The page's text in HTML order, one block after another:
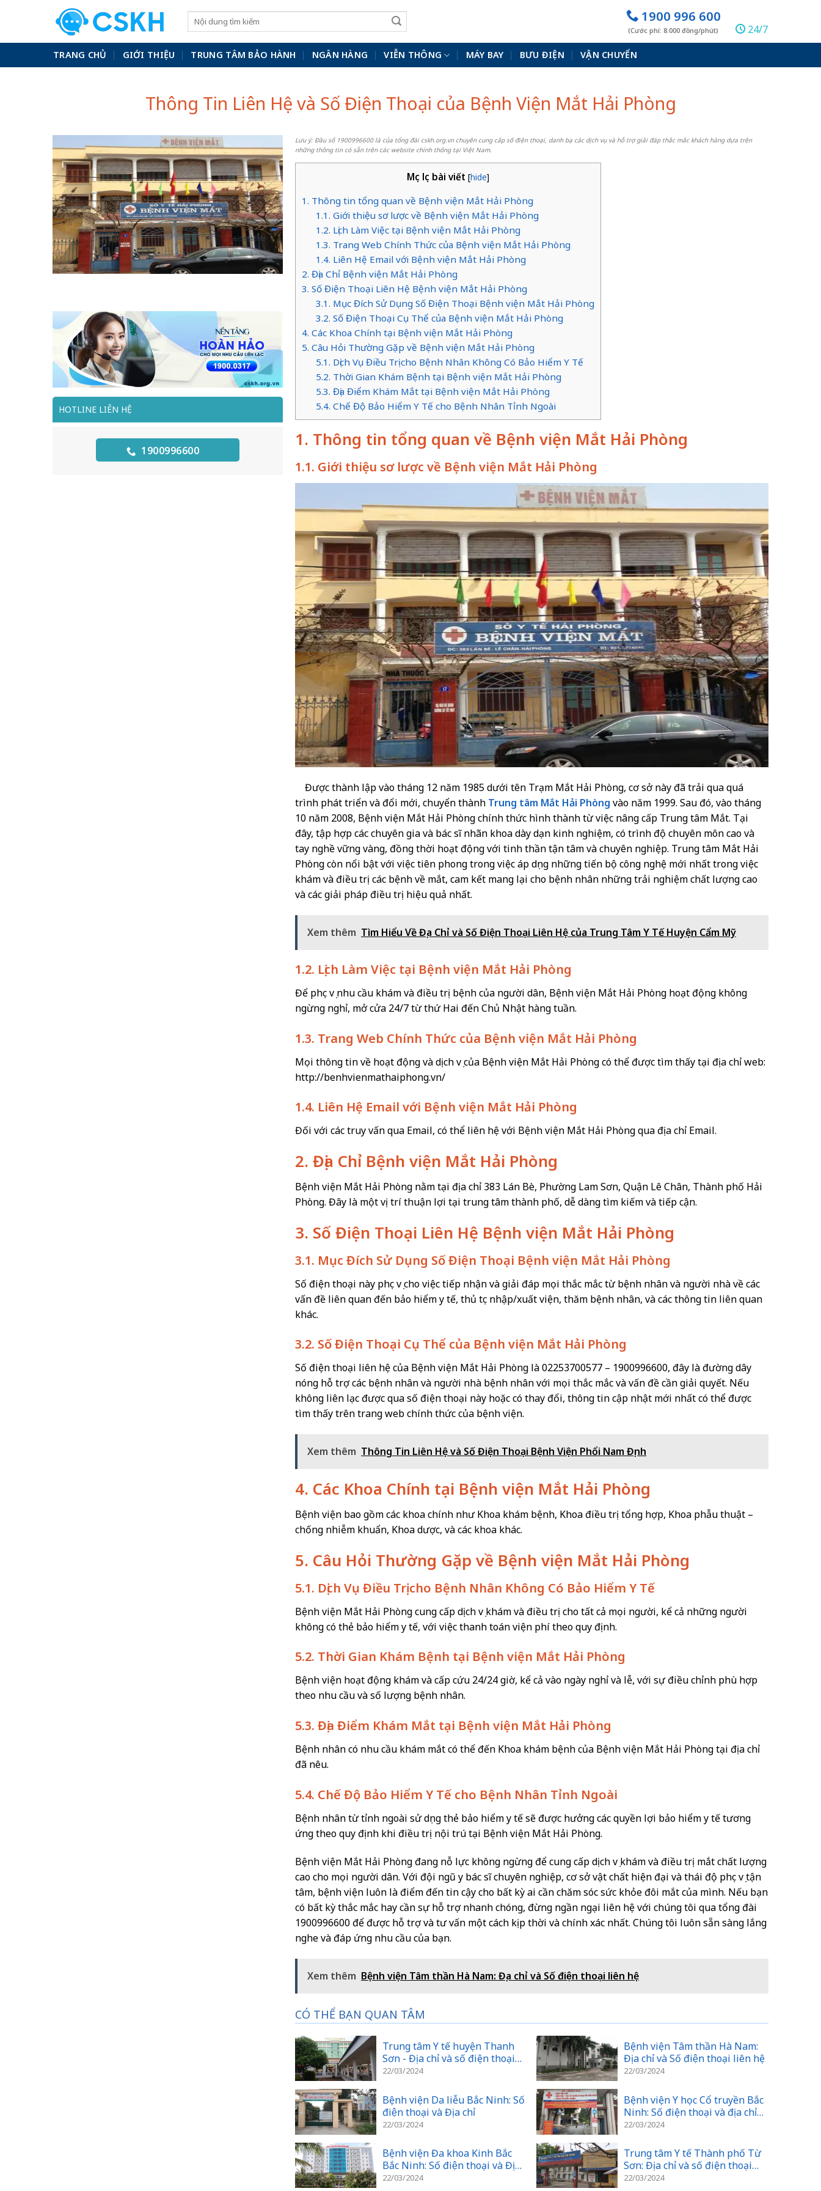
1900 996 600
(Cước phí: 8.000 đồng/phút) 24/7
TRANG CHỦ GIỚI THIỆU TRUNG TÂM BẢO HÀNH NGÂN HÀNG VIỄN THÔNG MÁY BAY BƯU ĐIỆN VẬN CHUYỂN
Thông Tin Liên Hệ và Số Điện Thoại của Bệnh Viện Mắt Hải Phòng
HOTLINE LIÊN HỆ
1900996600
Lưu ý: Đầu số 1900996600 là của tổng đài cskh.org.vn chuyên cung cấp số điện thoại, danh bạ các dịch vụ và hỗ trợ giải đáp thắc mắc khách hàng dựa trên
những thông tin có sẵn trên các website chính thống tại Việt Nam.
Mục lục bài viết [hide]
1. Thông tin tổng quan về Bệnh viện Mắt Hải Phòng
1.1. Giới thiệu sơ lược về Bệnh viện Mắt Hải Phòng
1.2. Lịch Làm Việc tại Bệnh viện Mắt Hải Phòng
1.3. Trang Web Chính Thức của Bệnh viện Mắt Hải Phòng
1.4. Liên Hệ Email với Bệnh viện Mắt Hải Phòng
2. Địa Chỉ Bệnh viện Mắt Hải Phòng
3. Số Điện Thoại Liên Hệ Bệnh viện Mắt Hải Phòng
3.1. Mục Đích Sử Dụng Số Điện Thoại Bệnh viện Mắt Hải Phòng
3.2. Số Điện Thoại Cụ Thể của Bệnh viện Mắt Hải Phòng
4. Các Khoa Chính tại Bệnh viện Mắt Hải Phòng
5. Câu Hỏi Thường Gặp về Bệnh viện Mắt Hải Phòng
5.1. Dịch Vụ Điều Trị cho Bệnh Nhân Không Có Bảo Hiểm Y Tế
5.2. Thời Gian Khám Bệnh tại Bệnh viện Mắt Hải Phòng
5.3. Địa Điểm Khám Mắt tại Bệnh viện Mắt Hải Phòng
5.4. Chế Độ Bảo Hiểm Y Tế cho Bệnh Nhân Tỉnh Ngoài
1. Thông tin tổng quan về Bệnh viện Mắt Hải Phòng
1.1. Giới thiệu sơ lược về Bệnh viện Mắt Hải Phòng
Được thành lập vào tháng 12 năm 1985 dưới tên Trạm Mắt Hải Phòng, cơ sở này đã trải qua quá
trình phát triển và đổi mới, chuyển thành Trung tâm Mắt Hải Phòng vào năm 1999. Sau đó, vào tháng
10 năm 2008, Bệnh viện Mắt Hải Phòng chính thức hình thành từ việc nâng cấp Trung tâm Mắt. Tại
đây, tập hợp các chuyên gia và bác sĩ nhãn khoa dày dạn kinh nghiệm, có trình độ chuyên môn cao và
tay nghề vững vàng, đồng thời hoạt động với tinh thần tận tâm và chuyên nghiệp. Trung tâm Mắt Hải
Phòng còn nổi bật với việc tiên phong trong việc áp dụng những tiến bộ công nghệ mới nhất trong việc
khám và điều trị các bệnh về mắt, cam kết mang lại cho bệnh nhân những trải nghiệm chất lượng cao
và các giải pháp điều trị hiệu quả nhất.
Xem thêm Tìm Hiểu Về Địa Chỉ và Số Điện Thoại Liên Hệ của Trung Tâm Y Tế Huyện Cẩm Mỹ
1.2. Lịch Làm Việc tại Bệnh viện Mắt Hải Phòng
Để phục vụ nhu cầu khám và điều trị bệnh của người dân, Bệnh viện Mắt Hải Phòng hoạt động không
ngừng nghỉ, mở cửa 24/7 từ thứ Hai đến Chủ Nhật hàng tuần.
1.3. Trang Web Chính Thức của Bệnh viện Mắt Hải Phòng
Mọi thông tin về hoạt động và dịch vụ của Bệnh viện Mắt Hải Phòng có thể được tìm thấy tại địa chỉ web:
http://benhvienmathaiphong.vn/
1.4. Liên Hệ Email với Bệnh viện Mắt Hải Phòng
Đối với các truy vấn qua Email, có thể liên hệ với Bệnh viện Mắt Hải Phòng qua địa chỉ Email.
2. Địa Chỉ Bệnh viện Mắt Hải Phòng
Bệnh viện Mắt Hải Phòng nằm tại địa chỉ 383 Lán Bè, Phường Lam Sơn, Quận Lê Chân, Thành phố Hải
Phòng. Đây là một vị trí thuận lợi tại trung tâm thành phố, dễ dàng tìm kiếm và tiếp cận.
3. Số Điện Thoại Liên Hệ Bệnh viện Mắt Hải Phòng
3.1. Mục Đích Sử Dụng Số Điện Thoại Bệnh viện Mắt Hải Phòng
Số điện thoại này phục vụ cho việc tiếp nhận và giải đáp mọi thắc mắc từ bệnh nhân và người nhà về các
vấn đề liên quan đến bảo hiểm y tế, thủ tục nhập/xuất viện, thăm bệnh nhân, và các thông tin liên quan
khác.
3.2. Số Điện Thoại Cụ Thể của Bệnh viện Mắt Hải Phòng
Số điện thoại liên hệ của Bệnh viện Mắt Hải Phòng là 02253700577 – 1900996600, đây là đường dây
nóng hỗ trợ các bệnh nhân và người nhà bệnh nhân với mọi thắc mắc và vấn đề cần giải quyết. Nếu
không liên lạc được qua số điện thoại này hoặc có thay đổi, thông tin cập nhật mới nhất có thể được
tìm thấy trên trang web chính thức của bệnh viện.
Xem thêm Thông Tin Liên Hệ và Số Điện Thoại Bệnh Viện Phổi Nam Định
4. Các Khoa Chính tại Bệnh viện Mắt Hải Phòng
Bệnh viện bao gồm các khoa chính như Khoa khám bệnh, Khoa điều trị tổng hợp, Khoa phẫu thuật –
chống nhiễm khuẩn, Khoa dược, và các khoa khác.
5. Câu Hỏi Thường Gặp về Bệnh viện Mắt Hải Phòng
5.1. Dịch Vụ Điều Trị cho Bệnh Nhân Không Có Bảo Hiểm Y Tế
Bệnh viện Mắt Hải Phòng cung cấp dịch vụ khám và điều trị cho tất cả mọi người, kể cả những người
không có thẻ bảo hiểm y tế, với việc thanh toán viện phí theo quy định.
5.2. Thời Gian Khám Bệnh tại Bệnh viện Mắt Hải Phòng
Bệnh viện hoạt động khám và cấp cứu 24/24 giờ, kể cả vào ngày nghỉ và lễ, với sự điều chỉnh phù hợp
theo nhu cầu và số lượng bệnh nhân.
5.3. Địa Điểm Khám Mắt tại Bệnh viện Mắt Hải Phòng
Bệnh nhân có nhu cầu khám mắt có thể đến Khoa khám bệnh của Bệnh viện Mắt Hải Phòng tại địa chỉ
đã nêu.
5.4. Chế Độ Bảo Hiểm Y Tế cho Bệnh Nhân Tỉnh Ngoài
Bệnh nhân từ tỉnh ngoài sử dụng thẻ bảo hiểm y tế sẽ được hưởng các quyền lợi bảo hiểm y tế tương
ứng theo quy định khi điều trị nội trú tại Bệnh viện Mắt Hải Phòng.
Bệnh viện Mắt Hải Phòng đang nỗ lực không ngừng để cung cấp dịch vụ khám và điều trị mắt chất lượng
cao cho mọi người dân. Với đội ngũ y bác sĩ chuyên nghiệp, cơ sở vật chất hiện đại và thái độ phục vụ tận
tâm, bệnh viện luôn là điểm đến tin cậy cho bất kỳ ai cần chăm sóc sức khỏe đôi mắt của mình. Nếu bạn
có bất kỳ thắc mắc hay cần sự hỗ trợ nhanh chóng, đừng ngần ngại liên hệ với chúng tôi qua tổng đài
1900996600 để được hỗ trợ và tư vấn một cách kịp thời và chính xác nhất. Chúng tôi luôn sẵn sàng lắng
nghe và đáp ứng nhu cầu của bạn.
Xem thêm Bệnh viện Tâm thần Hà Nam: Địa chỉ và Số điện thoại liên hệ
CÓ THỂ BẠN QUAN TÂM
Trung tâm Y tế huyện Thanh
Sơn - Địa chỉ và số điện thoại
liên hệ
22/03/2024
Bệnh viện Tâm thần Hà Nam:
Địa chỉ và Số điện thoại liên hệ
22/03/2024
Bệnh viện Da liễu Bắc Ninh: Số
điện thoại và Địa chỉ
22/03/2024
Bệnh viện Y học Cổ truyền Bắc
Ninh: Số điện thoại và địa chỉ
Địa chỉ
22/03/2024
Bệnh viện Đa khoa Kinh Bắc
Bắc Ninh: Số điện thoại và Địa
chỉ
22/03/2024
Trung tâm Y tế Thành phố Từ
Sơn: Địa chỉ và số điện thoại
liên hệ
22/03/2024